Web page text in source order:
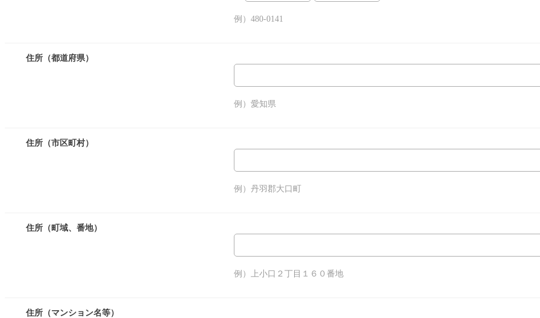
例）480-0141
住所（都道府県）
例）愛知県
住所（市区町村）
例）丹羽郡大口町
住所（町域、番地）
例）上小口２丁目１６０番地
住所（マンション名等）